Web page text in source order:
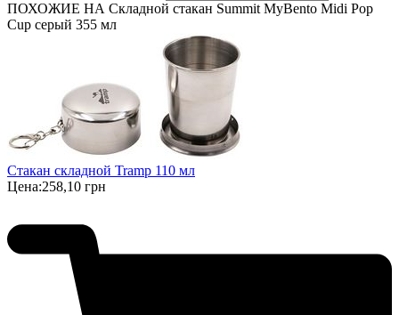
ПОХОЖИЕ НА Складной стакан Summit MyBento Midi Pop
Cup серый 355 мл
Стакан складной Tramp 110 мл
Цена:258,10 грн